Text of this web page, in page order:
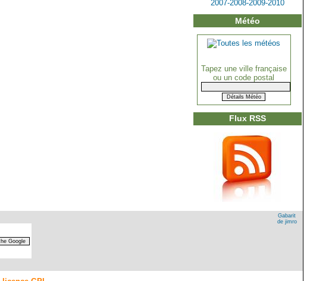
2007-2008-2009-2010
Météo
Tapez une ville française
ou un code postal
Flux RSS
Gabarit
de jimro